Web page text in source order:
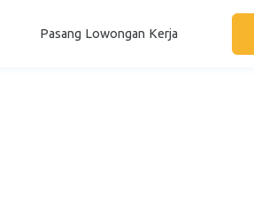
Pasang Lowongan Kerja